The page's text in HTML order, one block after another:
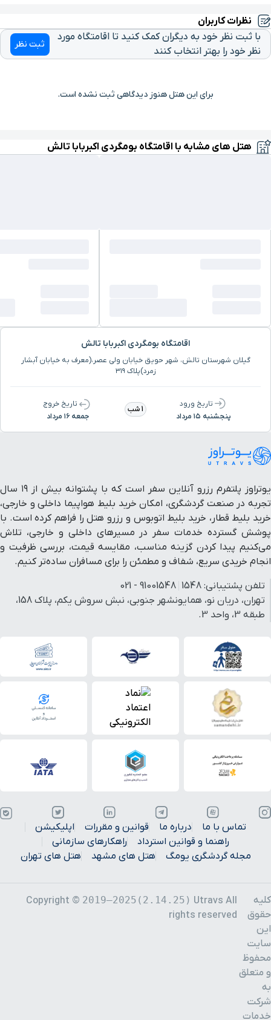
ایسپیه
مزگت
آبشار زمرد ۳۰ ساعت و ۱ دقیقه با خودرو(۲۲۰۱ کیلومتر و ۱۷۸ متر)
نظرات کاربران
با ثبت نظر خود به دیگران کمک کنید تا اقامتگاه مورد
نظر خود را بهتر انتخاب کنند
ثبت نظر
برای این هتل هنوز دیدگاهی ثبت نشده است.
هتل های مشابه با اقامتگاه بومگردی اکبربابا تالش
اقامتگاه بومگردی اکبربابا تالش
گیلان شهرستان تالش، شهر حویق خیابان ولی عصر،(معرف به خیابان آبشار
زمرد)پلاک ۳۱۹
تاریخ ورود
پنجشنبه ۱۵ مرداد
1 شب
تاریخ خروج
جمعه ۱۶ مرداد
یوتراوز پلتفرم رزرو آنلاین سفر است که با پشتوانه بیش از ۱۹ سال
تجربه در صنعت گردشگری، امکان خرید بلیط هواپیما داخلی و خارجی،
خرید بلیط قطار، خرید بلیط اتوبوس و رزرو هتل را فراهم کرده است. با
پوشش گسترده خدمات سفر در مسیرهای داخلی و خارجی، تلاش
می‌کنیم پیدا کردن گزینه مناسب، مقایسه قیمت، بررسی ظرفیت و
انجام خریدی سریع، شفاف و مطمئن را برای مسافران ساده‌تر کنیم.
تلفن پشتیبانی: 1548
91001548 - 021
تهران، دریان نو، همایونشهر جنوبی، نبش سروش یکم، پلاک 158،
طبقه 3، واحد 3.
تماس با ما درباره ما قوانین و مقررات
اپلیکیشن
راهنما و قوانین استرداد
راهکارهای سازمانی
مجله گردشگری یومگ
هتل های مشهد هتل های تهران
کلیه
حقوق
این
سایت
محفوظ
و متعلق
به
شرکت
خدمات
Copyright © 2019–2025(2.14.25) Utravs All
rights reserved